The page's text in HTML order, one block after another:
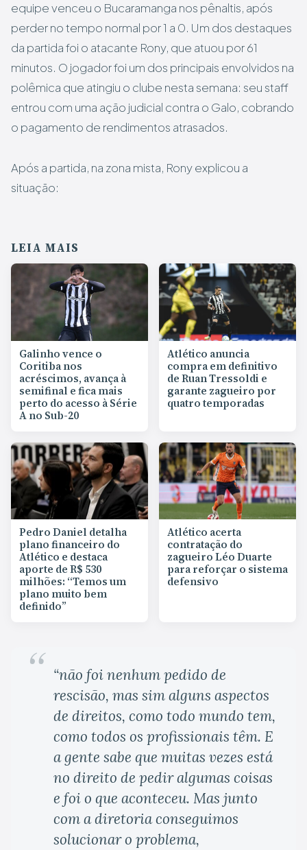
equipe venceu o Bucaramanga nos pênaltis, após
perder no tempo normal por 1 a 0. Um dos destaques
da partida foi o atacante Rony, que atuou por 61
minutos. O jogador foi um dos principais envolvidos na
polêmica que atingiu o clube nesta semana: seu staff
entrou com uma ação judicial contra o Galo, cobrando
o pagamento de rendimentos atrasados.
Após a partida, na zona mista, Rony explicou a
situação:
LEIA MAIS
Galinho vence o
Coritiba nos
acréscimos, avança à
semifinal e fica mais
perto do acesso à Série
A no Sub-20
Atlético anuncia
compra em definitivo
de Ruan Tressoldi e
garante zagueiro por
quatro temporadas
Pedro Daniel detalha
plano financeiro do
Atlético e destaca
aporte de R$ 530
milhões: “Temos um
plano muito bem
definido”
Atlético acerta
contratação do
zagueiro Léo Duarte
para reforçar o sistema
defensivo
“não foi nenhum pedido de
rescisão, mas sim alguns aspectos
de direitos, como todo mundo tem,
como todos os profissionais têm. E
a gente sabe que muitas vezes está
no direito de pedir algumas coisas
e foi o que aconteceu. Mas junto
com a diretoria conseguimos
solucionar o problema,